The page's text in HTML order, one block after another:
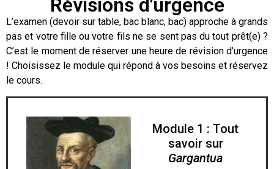
Révisions d'urgence
L’examen (devoir sur table, bac blanc, bac) approche à grands
pas et votre fille ou votre fils ne se sent pas du tout prêt(e) ?
C’est le moment de réserver une heure de révision d’urgence
! Choisissez le module qui répond à vos besoins et réservez
le cours.
Module 1 : Tout
savoir sur
Gargantua